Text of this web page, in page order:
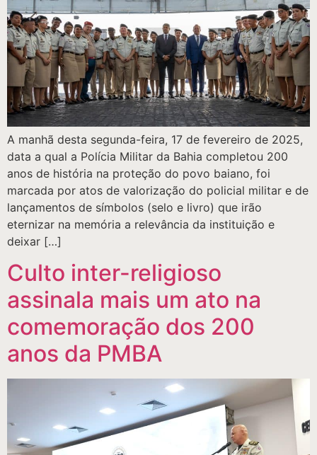
A manhã desta segunda-feira, 17 de fevereiro de 2025,
data a qual a Polícia Militar da Bahia completou 200
anos de história na proteção do povo baiano, foi
marcada por atos de valorização do policial militar e de
lançamentos de símbolos (selo e livro) que irão
eternizar na memória a relevância da instituição e
deixar […]
Culto inter-religioso
assinala mais um ato na
comemoração dos 200
anos da PMBA